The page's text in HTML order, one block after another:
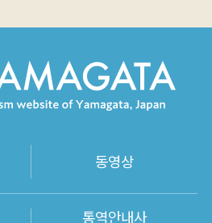
동영상
통역안내사